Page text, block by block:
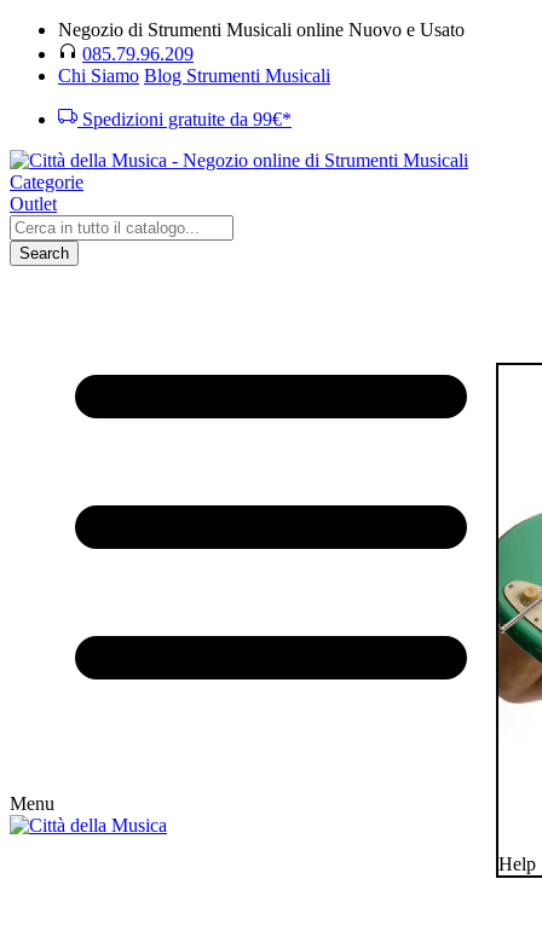
Negozio di Strumenti Musicali online Nuovo e Usato
085.79.96.209
Chi Siamo Blog Strumenti Musicali
Spedizioni gratuite da 99€*
Categorie
Outlet
Search
Menu
Help